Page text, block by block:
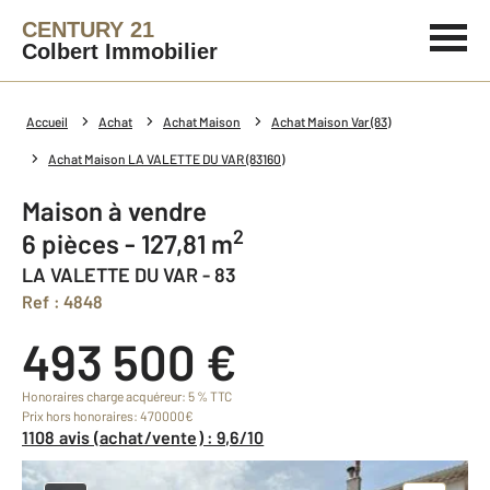
CENTURY 21
Colbert Immobilier
Accueil Achat Achat Maison Achat Maison Var (83)
Achat Maison LA VALETTE DU VAR (83160)
Maison à vendre
6 pièces - 127,81 m2
LA VALETTE DU VAR - 83
Ref : 4848
493 500 €
Honoraires charge acquéreur: 5 % TTC
Prix hors honoraires: 470000€
1108 avis (achat/vente) : 9,6/10